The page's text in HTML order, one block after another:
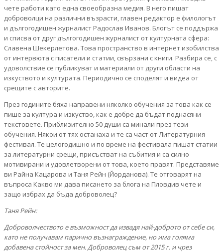
чете работи като една своеобразна медия. В него пишат
доброволци на различни възрасти, главен редактор е филологът
и дългогодишен журналист Радослав Иванов. Блогът се поддържа
и списва от друг дългогодишен журналист от културната сфера:
Славена Шекерлетова. Това пространство в интернет изобилства
от интервюта с писатели и статии, свързани с книги. Разбира се, с
удоволствие се публикуват и материали от други области на
изкуството и културата. Периодично се споделят и видеа от
срещите с авторите.
През годините бяха направени няколко обучения за това как се
пише за култура и изкуство, как е добре да бъдат поднасяни
текстовете. Приблизително 50 души са минали през тези
обучения. Някои от тях останаха и те са част от Литературния
фестивал. Те целогодишно и по време на фестивала пишат статии
за литературни срещи, присъстват на събития и са силно
мотивирани и удовлетворени от това, което правят. Представяме
ви Райна Кацарова и Таня Рейн (Йорданова). Те отговарят на
въпроса Какво ми дава писането за блога на Пловдив чете и
защо избрах да бъда доброволец?
Таня Рейн:
Доброволчеството е възможност да извадя най-доброто от себе си,
като не получавам парично възнаграждение, но има голяма
добавена стойност за мен. Доброволец съм от 2015 г. и чрез